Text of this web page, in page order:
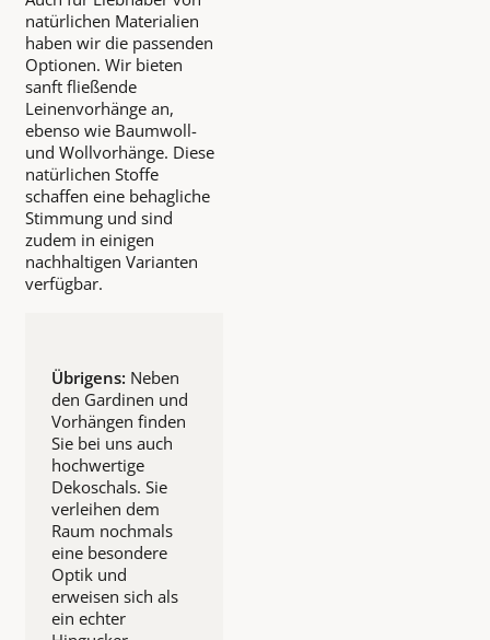
natürlichen Materialien
haben wir die passenden
Optionen. Wir bieten
sanft fließende
Leinenvorhänge an,
ebenso wie Baumwoll-
und Wollvorhänge. Diese
natürlichen Stoffe
schaffen eine behagliche
Stimmung und sind
zudem in einigen
nachhaltigen Varianten
verfügbar.
Übrigens: Neben
den Gardinen und
Vorhängen finden
Sie bei uns auch
hochwertige
Dekoschals. Sie
verleihen dem
Raum nochmals
eine besondere
Optik und
erweisen sich als
ein echter